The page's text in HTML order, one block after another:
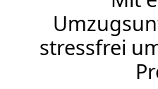
stressfrei